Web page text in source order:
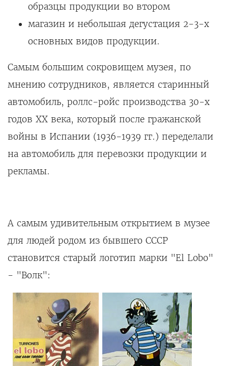
образцы продукции во втором
магазин и небольшая дегустация 2-3-х
основных видов продукции.
Самым большим сокровищем музея, по
мнению сотрудников, является старинный
автомобиль, роллс-ройс производства 30-х
годов XX века, который после гражанской
войны в Испании (1936-1939 гг.) переделали
на автомобиль для перевозки продукции и
рекламы.
А самым удивительным открытием в музее
для людей родом из бывшего СССР
становится старый логотип марки "El Lobo"
- "Волк":